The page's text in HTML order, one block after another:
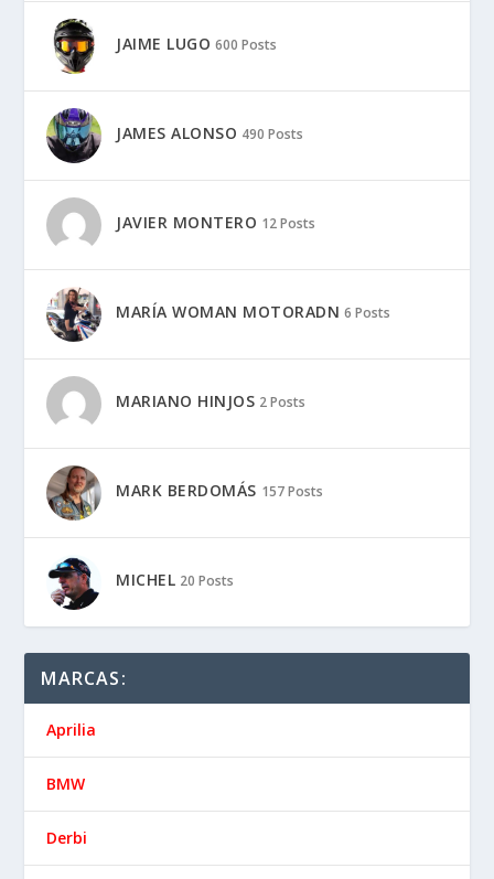
JAIME LUGO 600 Posts
JAMES ALONSO 490 Posts
JAVIER MONTERO 12 Posts
MARÍA WOMAN MOTORADN 6 Posts
MARIANO HINJOS 2 Posts
MARK BERDOMÁS 157 Posts
MICHEL 20 Posts
MARCAS:
Aprilia
BMW
Derbi